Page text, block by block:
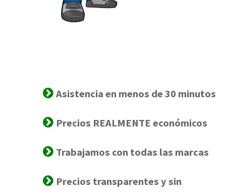
Asistencia en menos de 30 minutos
Precios REALMENTE económicos
Trabajamos con todas las marcas
Precios transparentes y sin